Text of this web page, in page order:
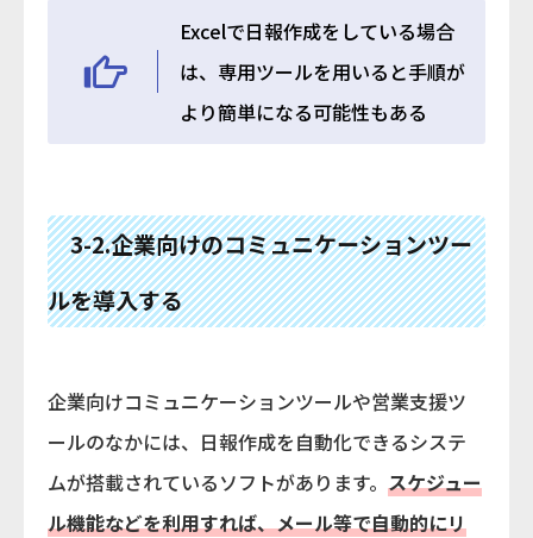
Excelで日報作成をしている場合
は、専用ツールを用いると手順が
より簡単になる可能性もある
3-2.企業向けのコミュニケーションツー
ルを導入する
企業向けコミュニケーションツールや営業支援ツ
ールのなかには、日報作成を自動化できるシステ
ムが搭載されているソフトがあります。スケジュー
ル機能などを利用すれば、メール等で自動的にリ